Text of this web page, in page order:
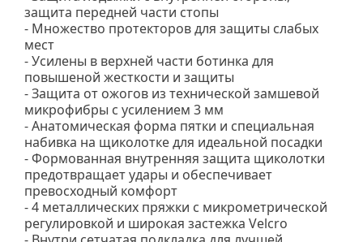
защита передней части стопы
- Множество протекторов для защиты слабых
мест
- Усилены в верхней части ботинка для
повышеной жесткости и защиты
- Защита от ожогов из технической замшевой
микрофибры с усилением 3 мм
- Анатомическая форма пятки и специальная
набивка на щиколотке для идеальной посадки
- Формованная внутренняя защита щиколотки
предотвращает удары и обеспечивает
превосходный комфорт
- 4 металлических пряжки с микрометрической
регулировкой и широкая застежка Velcro